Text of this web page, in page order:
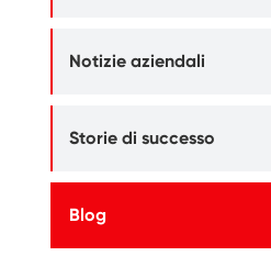
Notizie aziendali
Storie di successo
Blog